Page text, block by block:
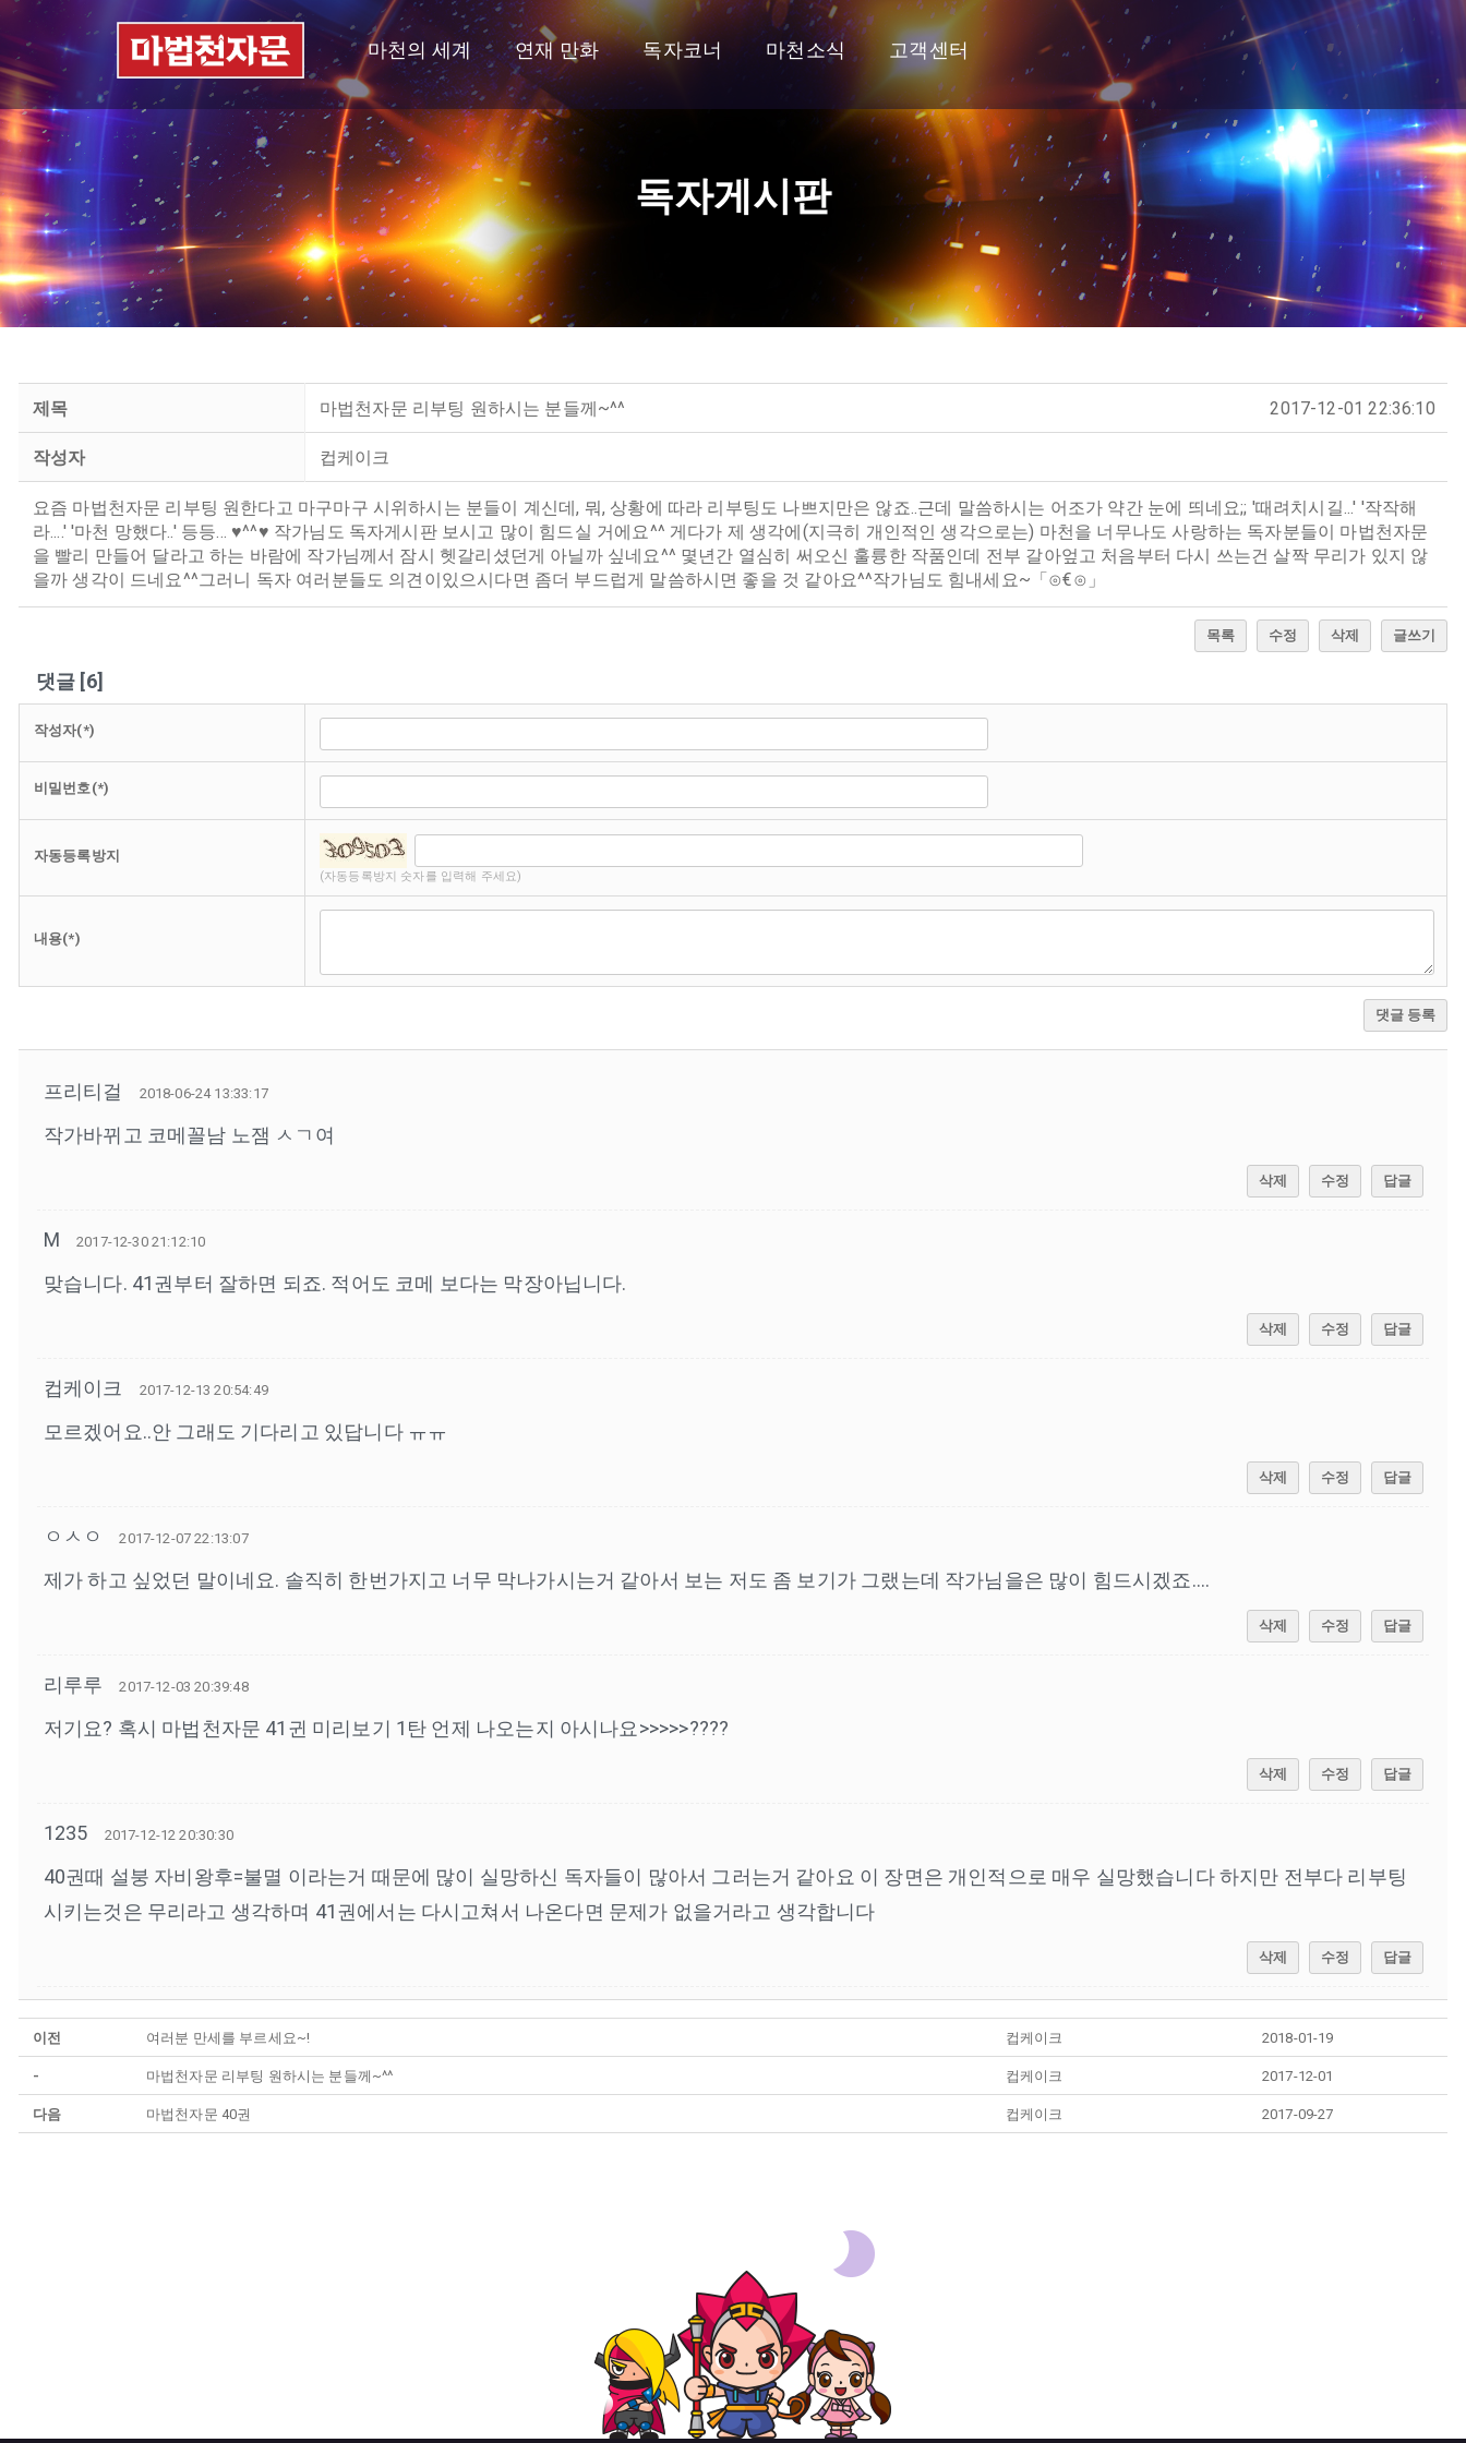
마천의 세계 연재 만화 독자코너 마천소식 고객센터
독자게시판
제목 마법천자문 리부팅 원하시는 분들께~^^ 2017-12-01 22:36:10
작성자 컵케이크
요즘 마법천자문 리부팅 원한다고 마구마구 시위하시는 분들이 계신데, 뭐, 상황에 따라 리부팅도 나쁘지만은 않죠..근데 말씀하시는 어조가 약간 눈에 띄네요;; '때려치시길...' '작작해
라....' '마천 망했다..' 등등... ♥^^♥ 작가님도 독자게시판 보시고 많이 힘드실 거에요^^ 게다가 제 생각에(지극히 개인적인 생각으로는) 마천을 너무나도 사랑하는 독자분들이 마법천자문
을 빨리 만들어 달라고 하는 바람에 작가님께서 잠시 헷갈리셨던게 아닐까 싶네요^^ 몇년간 열심히 써오신 훌륭한 작품인데 전부 갈아엎고 처음부터 다시 쓰는건 살짝 무리가 있지 않
을까 생각이 드네요^^그러니 독자 여러분들도 의견이있으시다면 좀더 부드럽게 말씀하시면 좋을 것 같아요^^작가님도 힘내세요~「⊙€⊙」
목록 수정 삭제 글쓰기
댓글 [6]
작성자(*)
비밀번호(*)
자동등록방지
(자동등록방지 숫자를 입력해 주세요)
내용(*)
댓글 등록
프리티걸 2018-06-24 13:33:17
작가바뀌고 코메꼴남 노잼 ㅅㄱ여
삭제 수정 답글
M 2017-12-30 21:12:10
맞습니다. 41권부터 잘하면 되죠. 적어도 코메 보다는 막장아닙니다.
삭제 수정 답글
컵케이크 2017-12-13 20:54:49
모르겠어요..안 그래도 기다리고 있답니다 ㅠㅠ
삭제 수정 답글
ㅇㅅㅇ 2017-12-07 22:13:07
제가 하고 싶었던 말이네요. 솔직히 한번가지고 너무 막나가시는거 같아서 보는 저도 좀 보기가 그랬는데 작가님을은 많이 힘드시겠죠....
삭제 수정 답글
리루루 2017-12-03 20:39:48
저기요? 혹시 마법천자문 41귄 미리보기 1탄 언제 나오는지 아시나요>>>>>????
삭제 수정 답글
1235 2017-12-12 20:30:30
40권때 설붕 자비왕후=불멸 이라는거 때문에 많이 실망하신 독자들이 많아서 그러는거 같아요 이 장면은 개인적으로 매우 실망했습니다 하지만 전부다 리부팅
시키는것은 무리라고 생각하며 41권에서는 다시고쳐서 나온다면 문제가 없을거라고 생각합니다
삭제 수정 답글
이전 여러분 만세를 부르세요~! 컵케이크 2018-01-19
- 마법천자문 리부팅 원하시는 분들께~^^ 컵케이크 2017-12-01
다음 마법천자문 40권 컵케이크 2017-09-27